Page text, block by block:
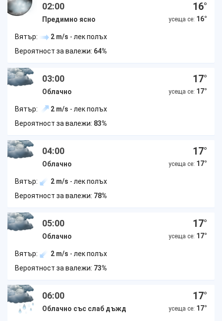
02:00
Предимно ясно
16°
усеща се: 16°
Вятър: 2 m/s - лек полъх
Вероятност за валежи: 64%
03:00
Облачно
17°
усеща се: 17°
Вятър: 2 m/s - лек полъх
Вероятност за валежи: 83%
04:00
Облачно
17°
усеща се: 17°
Вятър: 2 m/s - лек полъх
Вероятност за валежи: 78%
05:00
Облачно
17°
усеща се: 17°
Вятър: 2 m/s - лек полъх
Вероятност за валежи: 73%
06:00
Облачно със слаб дъжд
17°
усеща се: 17°